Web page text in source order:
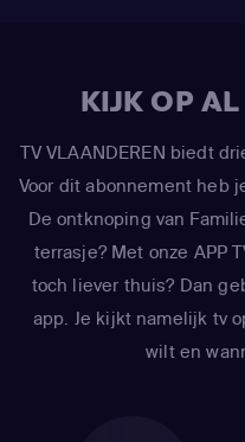
KIJK OP AL
TV VLAANDEREN biedt
Voor dit abonnement heb
De ontknoping van
terrasje? Met onze APP
toch liever thuis? Dan
app. Je kijkt namelijk tv
wilt en